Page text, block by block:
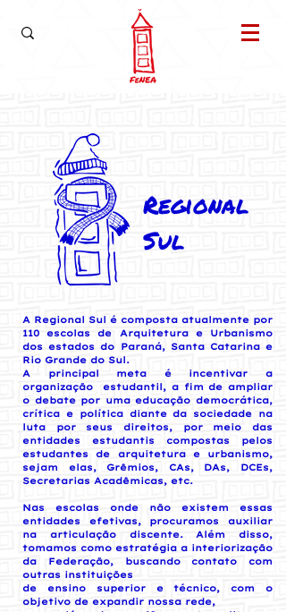
Regional
Sul
A Regional Sul é composta atualmente por
110 escolas de Arquitetura e Urbanismo
dos estados do Paraná, Santa Catarina e
Rio Grande do Sul.
A principal meta é incentivar a
organização estudantil, a fim de ampliar
o debate por uma educação democrática,
crítica e política diante da sociedade na
luta por seus direitos, por meio das
entidades estudantis compostas pelos
estudantes de arquitetura e urbanismo,
sejam elas, Grêmios, CAs, DAs, DCEs,
Secretarias Acadêmicas, etc.
Nas escolas onde não existem essas
entidades efetivas, procuramos auxiliar
na articulação discente. Além disso,
tomamos como estratégia a interiorização
da Federação, buscando contato com
outras instituições
de ensino superior e técnico, com o
objetivo de expandir nossa rede,